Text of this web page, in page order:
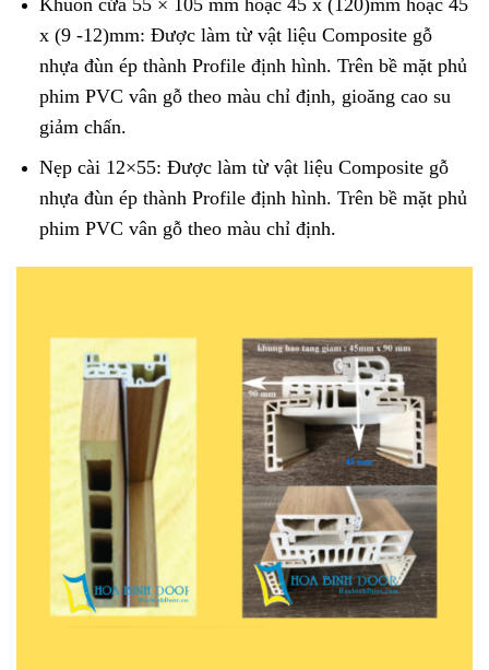
x (9 -12)mm: Được làm từ vật liệu Composite gỗ
nhựa đùn ép thành Profile định hình. Trên bề mặt phủ
phim PVC vân gỗ theo màu chỉ định, gioăng cao su
giảm chấn.
Nẹp cài 12×55: Được làm từ vật liệu Composite gỗ
nhựa đùn ép thành Profile định hình. Trên bề mặt phủ
phim PVC vân gỗ theo màu chỉ định.